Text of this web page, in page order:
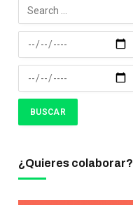
¿Quieres colaborar?